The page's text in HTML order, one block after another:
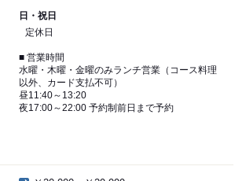
日・祝日
定休日
■ 営業時間
水曜・木曜・金曜のみランチ営業（コース料理
以外、カード支払不可）
昼11:40～13:20
夜17:00～22:00 予約制前日まで予約